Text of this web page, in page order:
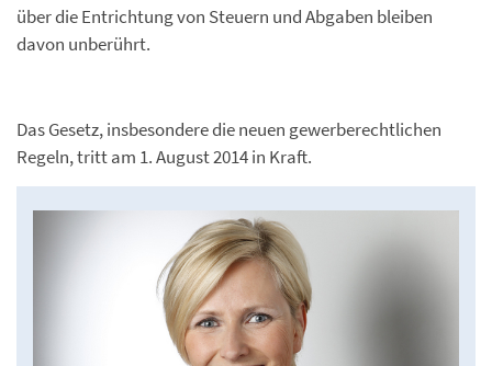
über die Entrichtung von Steuern und Abgaben bleiben
davon unberührt.
Das Gesetz, insbesondere die neuen gewerberechtlichen
Regeln, tritt am 1. August 2014 in Kraft.